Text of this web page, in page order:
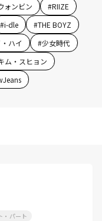
ォンビン #RIIZE
#i-dle #THE BOYZ
ハイ #少女時代
ム・スヒョン
・パート